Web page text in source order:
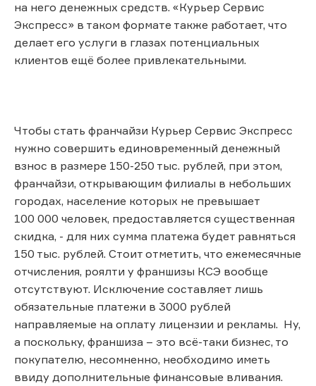
на него денежных средств. «Курьер Сервис
Экспресс» в таком формате также работает, что
делает его услуги в глазах потенциальных
клиентов ещё более привлекательными.
Чтобы стать франчайзи Курьер Сервис Экспресс
нужно совершить единовременный денежный
взнос в размере 150-250 тыс. рублей, при этом,
франчайзи, открывающим филиалы в небольших
городах, население которых не превышает
100 000 человек, предоставляется существенная
скидка, - для них сумма платежа будет равняться
150 тыс. рублей. Стоит отметить, что ежемесячные
отчисления, роялти у франшизы КСЭ вообще
отсутствуют. Исключение составляет лишь
обязательные платежи в 3000 рублей
направляемые на оплату лицензии и рекламы. Ну,
а поскольку, франшиза – это всё-таки бизнес, то
покупателю, несомненно, необходимо иметь
ввиду дополнительные финансовые вливания.